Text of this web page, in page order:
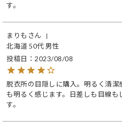
す。
まりも
北海道 50代男性
投稿日
2023/08/08
脱衣所の目隠しに購入。明るく清潔
も明るく感じます。日差しも目線も
す。